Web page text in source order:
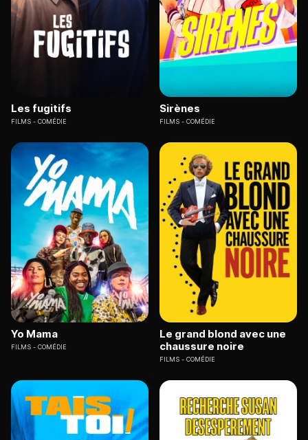
Les fugitifs
FILMS COMÉDIE
Sirènes
FILMS COMÉDIE
Yo Mama
FILMS COMÉDIE
Le grand blond avec une
chaussure noire
FILMS COMÉDIE